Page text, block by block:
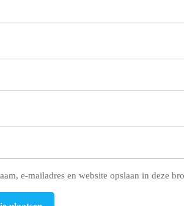
e-mailadres en website opslaan in deze